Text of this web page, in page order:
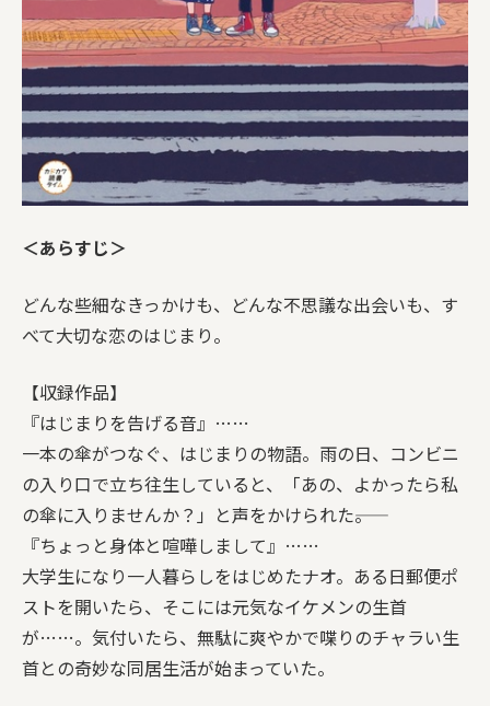
＜あらすじ＞
どんな些細なきっかけも、どんな不思議な出会いも、す
べて大切な恋のはじまり。
【収録作品】
『はじまりを告げる音』……
一本の傘がつなぐ、はじまりの物語。雨の日、コンビニ
の入り口で立ち往生していると、「あの、よかったら私
の傘に入りませんか？」と声をかけられた――。
『ちょっと身体と喧嘩しまして』……
大学生になり一人暮らしをはじめたナオ。ある日郵便ポ
ストを開いたら、そこには元気なイケメンの生首
が……。気付いたら、無駄に爽やかで喋りのチャラい生
首との奇妙な同居生活が始まっていた。